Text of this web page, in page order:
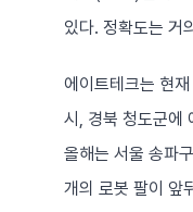
있다. 정확도는 거
에이트테크는 현
시, 경북 청도군에
올해는 서울 송파
개의 로봇 팔이 앞